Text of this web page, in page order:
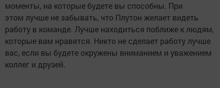
моменты, на которые будете вы способны. При
этом лучше не забывать, что Плутон желает видеть
работу в команде. Лучше находиться поближе к людям,
которые вам нравятся. Никто не сделает работу лучше
вас, если вы будете окружены вниманием и уважением
коллег и друзей.